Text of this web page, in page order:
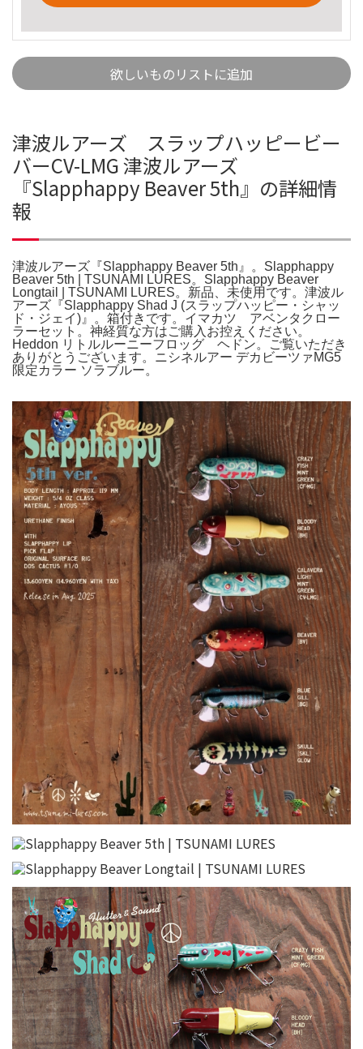
欲しいものリストに追加
津波ルアーズ スラップハッピービー
バーCV-LMG 津波ルアーズ
『Slapphappy Beaver 5th』の詳細情
報
津波ルアーズ『Slapphappy Beaver 5th』。Slapphappy
Beaver 5th | TSUNAMI LURES。Slapphappy Beaver
Longtail | TSUNAMI LURES。新品、未使用です。津波ル
アーズ『Slapphappy Shad J (スラップハッピー・シャッ
ド・ジェイ)』。箱付きです。イマカツ アベンタクロー
ラーセット。神経質な方はご購入お控えください。
Heddon リトルルーニーフロッグ ヘドン。ご覧いただき
ありがとうございます。ニシネルアー デカビーツァMG5
限定カラー ソラブルー。